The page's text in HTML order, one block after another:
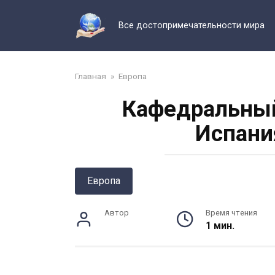
Все достопримечательности мира
Главная » Европа
Европа
Автор Время чтения
1 мин.